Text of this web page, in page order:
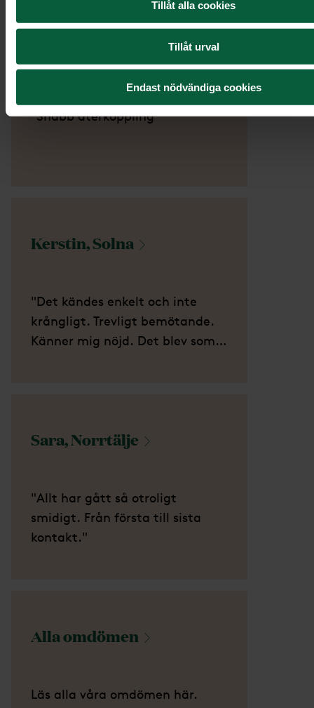
Tillåt alla cookies
Tillåt urval
Endast nödvändiga cookies
"Snabb återkoppling"
Kerstin,Solna
"Det kändes enkelt och inte
krångligt. Trevligt bemötande.
Känner mig nöjd. Det blev som
Sara,Norrtälje
"Allt har gått så otroligt
smidigt. Från första till sista
kontakt."
Allaomdömen
Läs alla våra omdömen här.